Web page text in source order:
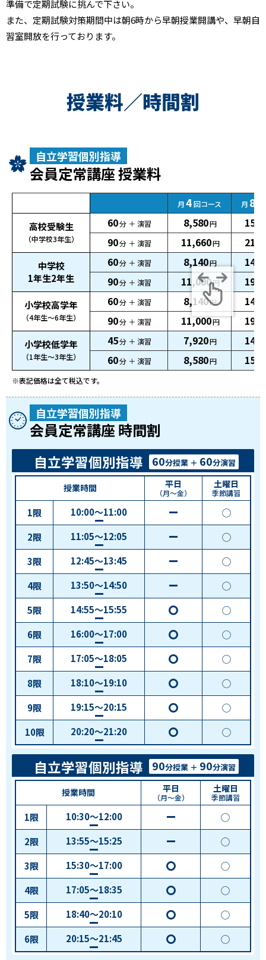
準備で定期試験に挑んで下さい。
また、定期試験対策期間中は朝6時から早朝授業開講や、早朝自
習室開放を行っております。
授業料／時間割
自立学習個別指導
会員定常講座 授業料
月4回コース 月 8
高校受験生
（中学校3年生）
60分 ＋ 演習 8,580円
90分 ＋ 演習 11,660円
中学校
1年生2年生
60分 ＋ 演習 8,140円
90分 ＋ 演習 11,000円
小学校高学年
（4年生～6年生）
60分 ＋ 演習 8,140円
90分 ＋ 演習 11,000円
小学校低学年
（1年生～3年生）
45分 ＋ 演習 7,920円
60分 ＋ 演習 8,580円
※表記価格は全て税込です。
自立学習個別指導
会員定常講座 時間割
自立学習個別指導 60分授業 ＋ 60分演習
授業時間 平日
（月～金）
土曜日
季節講習
1限 10:00～11:00
＋演習
◯
2限 11:05～12:05
＋演習
◯
3限 12:45～13:45
＋演習
◯
4限 13:50～14:50
＋演習
◯
5限 14:55～15:55
＋演習
◯
◯
6限 16:00～17:00
＋演習
◯
◯
7限 17:05～18:05
＋演習
◯
◯
8限 18:10～19:10
＋演習
◯
◯
9限 19:15～20:15
＋演習
◯
◯
10限 20:20～21:20
＋演習
◯ ◯
自立学習個別指導 90分授業 ＋ 90分演習
授業時間 平日
（月～金）
土曜日
季節講習
1限 10:30～12:00
＋演習
◯
2限 13:55～15:25
＋演習
◯
3限 15:30～17:00
＋演習
◯
◯
4限 17:05～18:35
＋演習
◯
◯
5限 18:40～20:10
＋演習
◯
◯
6限 20:15～21:45
＋演習
◯ ◯